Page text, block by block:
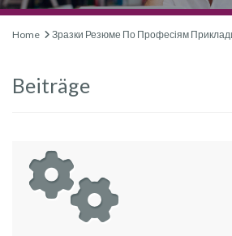
Home Зразки Резюме По Професіям
Beiträge